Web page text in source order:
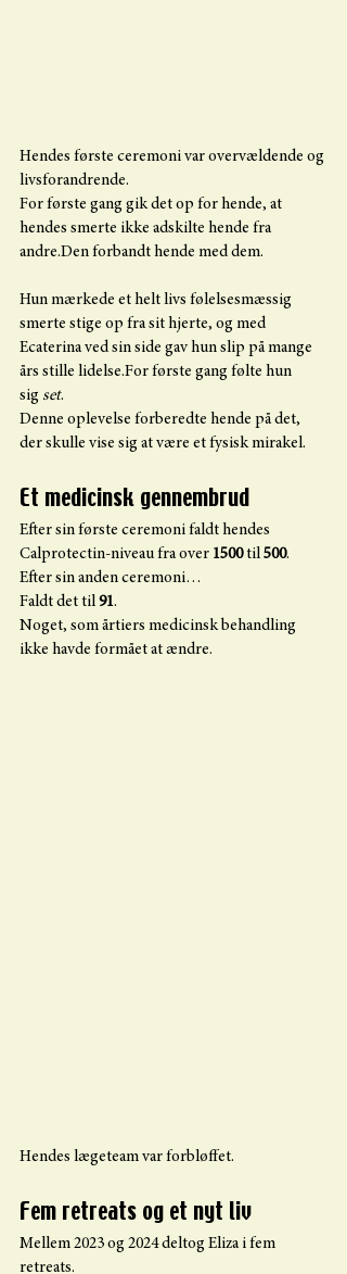
Hendes første ceremoni var overvældende og
livsforandrende.
For første gang gik det op for hende, at
hendes smerte ikke adskilte hende fra
andre.Den forbandt hende med dem.
Hun mærkede et helt livs følelsesmæssig
smerte stige op fra sit hjerte, og med
Ecaterina ved sin side gav hun slip på mange
års stille lidelse.For første gang følte hun
sig set.
Denne oplevelse forberedte hende på det,
der skulle vise sig at være et fysisk mirakel.
Et medicinsk gennembrud
Efter sin første ceremoni faldt hendes
Calprotectin-niveau fra over 1500 til 500.
Efter sin anden ceremoni…
Faldt det til 91.
Noget, som årtiers medicinsk behandling
ikke havde formået at ændre.
Hendes lægeteam var forbløffet.
Fem retreats og et nyt liv
Mellem 2023 og 2024 deltog Eliza i fem
retreats.